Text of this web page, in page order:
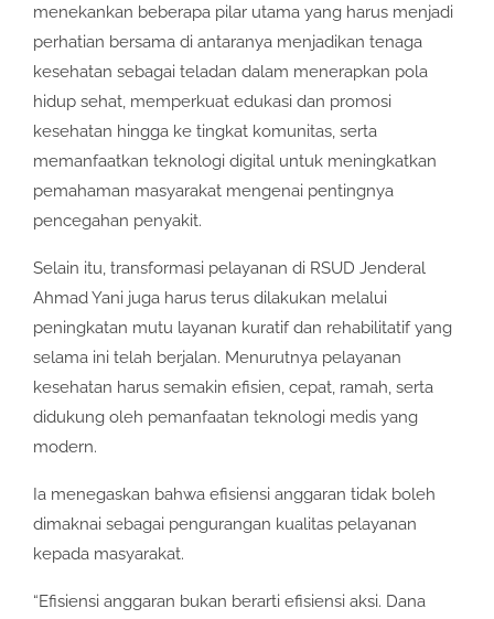
menekankan beberapa pilar utama yang harus menjadi
perhatian bersama di antaranya menjadikan tenaga
kesehatan sebagai teladan dalam menerapkan pola
hidup sehat, memperkuat edukasi dan promosi
kesehatan hingga ke tingkat komunitas, serta
memanfaatkan teknologi digital untuk meningkatkan
pemahaman masyarakat mengenai pentingnya
pencegahan penyakit.
Selain itu, transformasi pelayanan di RSUD Jenderal
Ahmad Yani juga harus terus dilakukan melalui
peningkatan mutu layanan kuratif dan rehabilitatif yang
selama ini telah berjalan. Menurutnya pelayanan
kesehatan harus semakin efisien, cepat, ramah, serta
didukung oleh pemanfaatan teknologi medis yang
modern.
Ia menegaskan bahwa efisiensi anggaran tidak boleh
dimaknai sebagai pengurangan kualitas pelayanan
kepada masyarakat.
“Efisiensi anggaran bukan berarti efisiensi aksi. Dana